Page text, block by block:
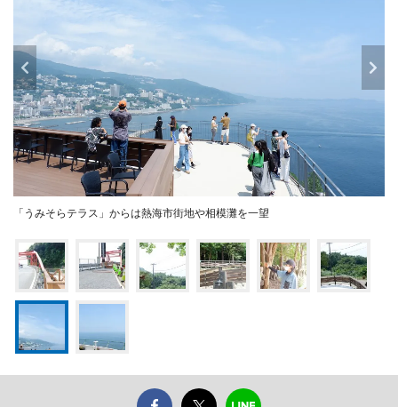
「うみそらテラス」からは熱海市街地や相模灘を一望